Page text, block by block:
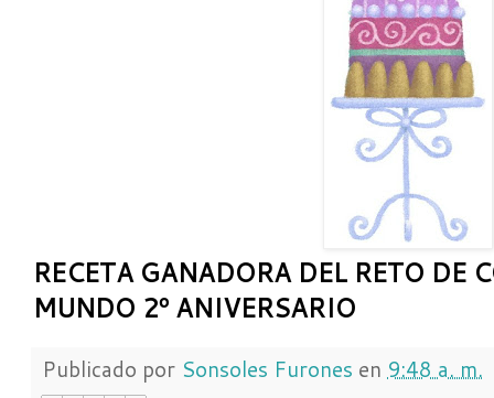
RECETA GANADORA DEL RETO DE
MUNDO 2º ANIVERSARIO
Publicado por Sonsoles Furones en 9:48 a. m.